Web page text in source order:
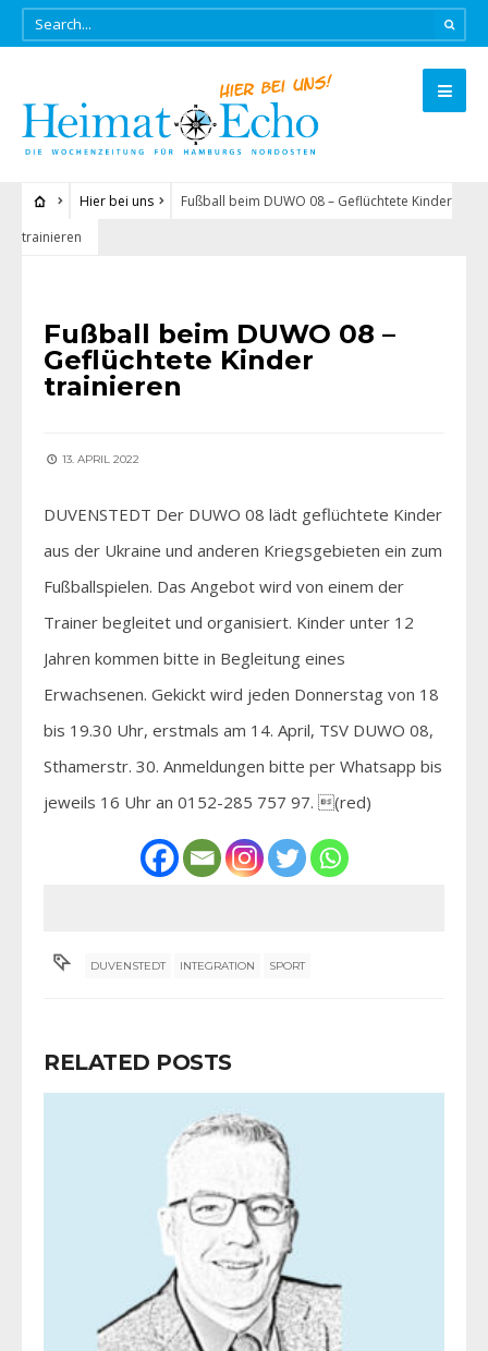
Hier bei uns
Fußball beim DUWO 08 – Geflüchtete Kinder
trainieren
Fußball beim DUWO 08 –
Geflüchtete Kinder
trainieren
13. APRIL 2022
DUVENSTEDT Der DUWO 08 lädt geflüchtete Kinder
aus der Ukraine und anderen Kriegsgebieten ein zum
Fußballspielen. Das Angebot wird von einem der
Trainer begleitet und organisiert. Kinder unter 12
Jahren kommen bitte in Begleitung eines
Erwachsenen. Gekickt wird jeden Donnerstag von 18
bis 19.30 Uhr, erstmals am 14. April, TSV DUWO 08,
Sthamerstr. 30. Anmeldungen bitte per Whatsapp bis
jeweils 16 Uhr an 0152-285 757 97. (red)
DUVENSTEDT INTEGRATION SPORT
RELATED POSTS